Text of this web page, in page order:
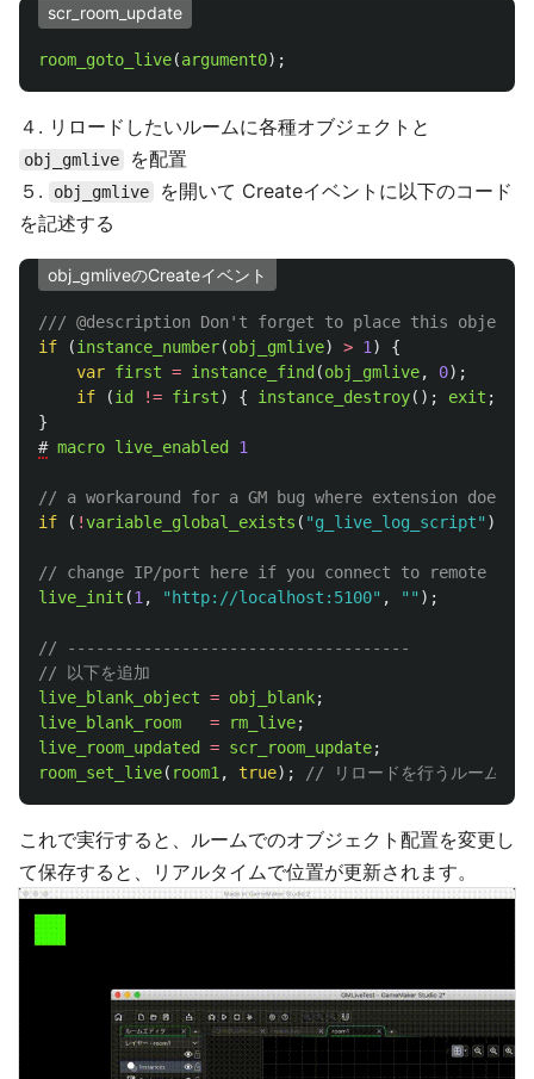
scr_room_update
room_goto_live(argument0);
４. リロードしたいルームに各種オブジェクトと
obj_gmlive
を配置
５.
obj_gmlive
を開いて Createイベントに以下のコード
を記述する
obj_gmliveのCreateイベント
/// @description Don't forget to place this object
if
(instance_number(obj_gmlive) > 1 )
{
var first = instance_find(obj_gmlive, 0);
if
(id != first) { instance_destroy(); exit ;
}
# macro live_enabled 1
// a workaround for a GM bug where extension
if
( !variable_global_exists ( "g_live_log_script" ))
// change IP/port here if you connect to remote
live_init (1 , "http://localhost:5100" , "" );
// ------------------------------------
// 以下を追加
live_blank_object = obj_blank;
live_blank_room
= rm_live;
live_room_updated = scr_room_update;
room_set_live( room1 , true); // リロードを行うルームを
これで実行すると、ルームでのオブジェクト配置を変更し
て保存すると、リアルタイムで位置が更新されます。